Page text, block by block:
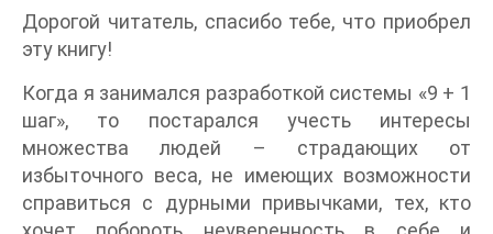
Дорогой читатель, спасибо тебе, что приобрел
эту книгу!
Когда я занимался разработкой системы «9 + 1
шаг», то постарался учесть интересы
множества людей – страдающих от
избыточного веса, не имеющих возможности
справиться с дурными привычками, тех, кто